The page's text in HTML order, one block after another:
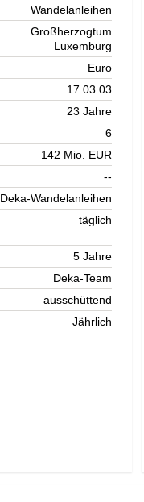
Wandelanleihen
Großherzogtum
Luxemburg
Euro
17.03.03
23 Jahre
6
142 Mio. EUR
--
Deka-Wandelanleihen
täglich
5 Jahre
Deka-Team
ausschüttend
Jährlich